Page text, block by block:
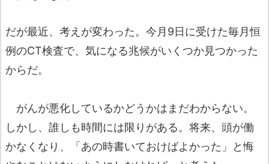
だが最近、考えが変わった。今月9日に受けた毎月恒
例のCT検査で、気になる兆候がいくつか見つかった
からだ。
がんが悪化しているかどうかはまだわからない。
しかし、誰しも時間には限りがある。将来、頭が働
かなくなり、「あの時書いておけばよかった」と悔